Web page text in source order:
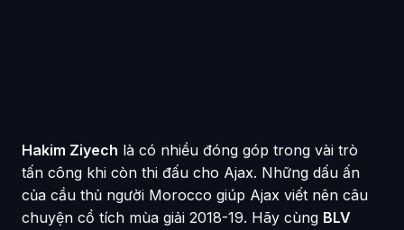
Hakim Ziyech là có nhiều đóng góp trong vài trò
tấn công khi còn thi đấu cho Ajax. Những dấu ấn
của cầu thủ người Morocco giúp Ajax viết nên câu
chuyện cổ tích mùa giải 2018-19. Hãy cùng BLV